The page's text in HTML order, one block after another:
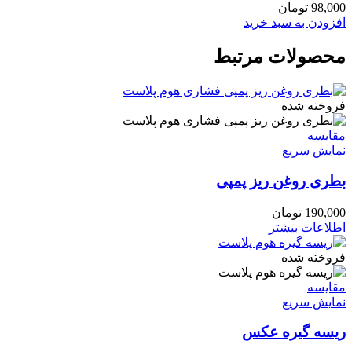
98,000 تومان
افزودن به سبد خرید
محصولات مرتبط
فروخته شده
مقايسه
نمایش سریع
بطری روغن ریز پمپی
190,000 تومان
اطلاعات بیشتر
فروخته شده
مقايسه
نمایش سریع
ریسه گیره عکس